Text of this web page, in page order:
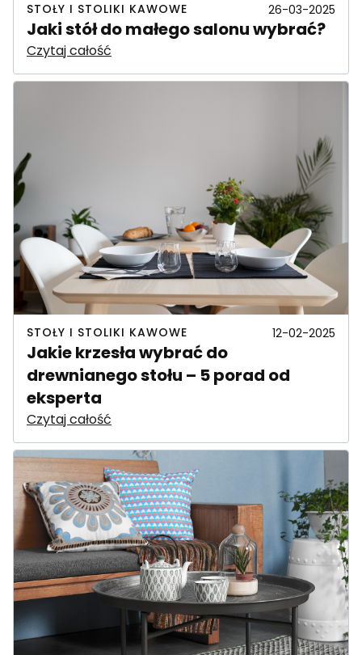
STOŁY I STOLIKI KAWOWE 26-03-2025
Jaki stół do małego salonu wybrać?
Czytaj całość
STOŁY I STOLIKI KAWOWE 12-02-2025
Jakie krzesła wybrać do
drewnianego stołu – 5 porad od
eksperta
Czytaj całość